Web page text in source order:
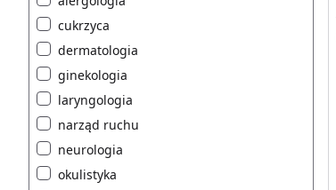
cukrzyca
dermatologia
ginekologia
laryngologia
narząd ruchu
neurologia
okulistyka